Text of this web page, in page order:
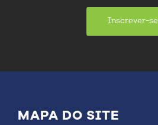
Inscrever-se
MAPA DO SITE